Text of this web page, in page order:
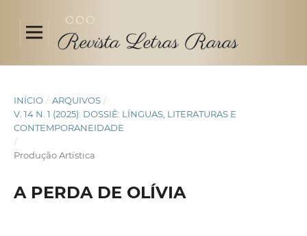
INÍCIO / ARQUIVOS /
V. 14 N. 1 (2025): DOSSIÊ: LÍNGUAS, LITERATURAS E
CONTEMPORANEIDADE
/
Produção Artística
A PERDA DE OLÍVIA